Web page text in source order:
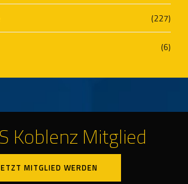
(227)
(6)
Koblenz Mitglied
MITGLIED WERDEN